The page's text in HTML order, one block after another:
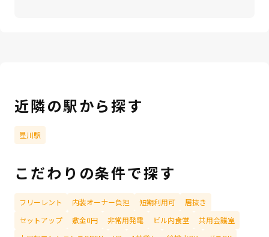
近隣の駅から探す
星川駅
こだわりの条件で探す
フリーレント 内装オーナー負担 短期利用可
居抜き
セットアップ
敷金0円 非常用発電 ビル内食堂
共用会議室